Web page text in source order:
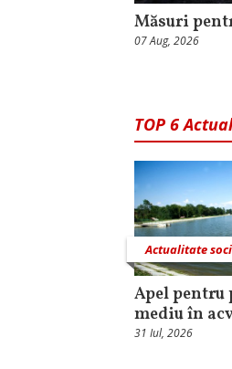
Măsuri
07 Aug, 2026
TOP 6
Actualitate
Apel pentru
mediu în
31 Iul, 2026